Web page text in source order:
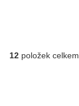
O
12 položek celkem